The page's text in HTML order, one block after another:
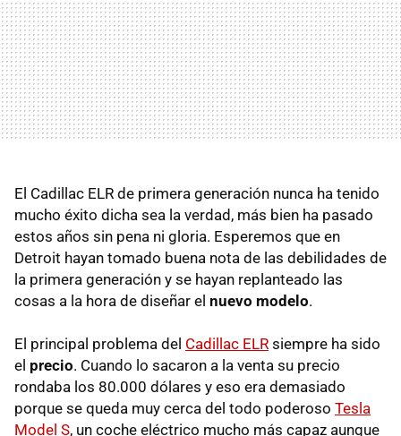
El Cadillac ELR de primera generación nunca ha tenido
mucho éxito dicha sea la verdad, más bien ha pasado
estos años sin pena ni gloria. Esperemos que en
Detroit hayan tomado buena nota de las debilidades de
la primera generación y se hayan replanteado las
cosas a la hora de diseñar el nuevo modelo.
El principal problema del Cadillac ELR siempre ha sido
el precio. Cuando lo sacaron a la venta su precio
rondaba los 80.000 dólares y eso era demasiado
porque se queda muy cerca del todo poderoso Tesla
Model S, un coche eléctrico mucho más capaz aunque